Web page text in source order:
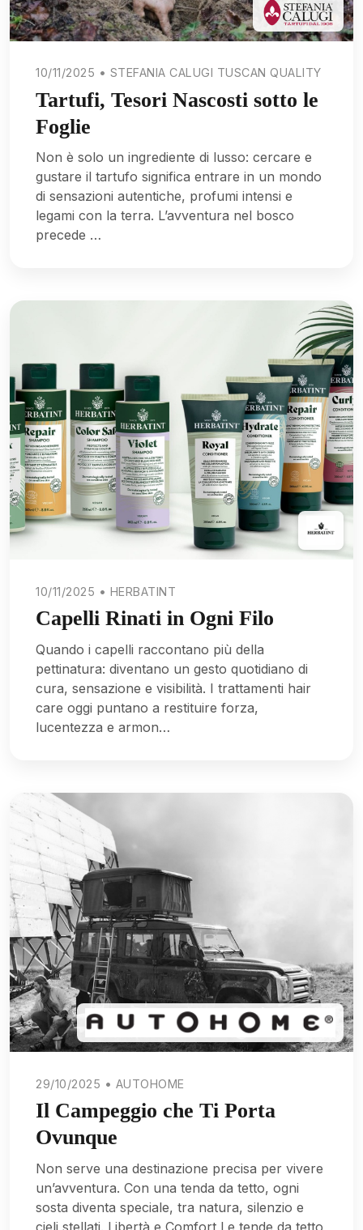
10/11/2025 • STEFANIA CALUGI TUSCAN QUALITY
Tartufi, Tesori Nascosti sotto le
Foglie
Non è solo un ingrediente di lusso: cercare e
gustare il tartufo significa entrare in un mondo
di sensazioni autentiche, profumi intensi e
legami con la terra. L’avventura nel bosco
precede …
10/11/2025 • HERBATINT
Capelli Rinati in Ogni Filo
Quando i capelli raccontano più della
pettinatura: diventano un gesto quotidiano di
cura, sensazione e visibilità. I trattamenti hair
care oggi puntano a restituire forza,
lucentezza e armon…
29/10/2025 • AUTOHOME
Il Campeggio che Ti Porta
Ovunque
Non serve una destinazione precisa per vivere
un’avventura. Con una tenda da tetto, ogni
sosta diventa speciale, tra natura, silenzio e
cieli stellati. Libertà e Comfort Le tende da tetto